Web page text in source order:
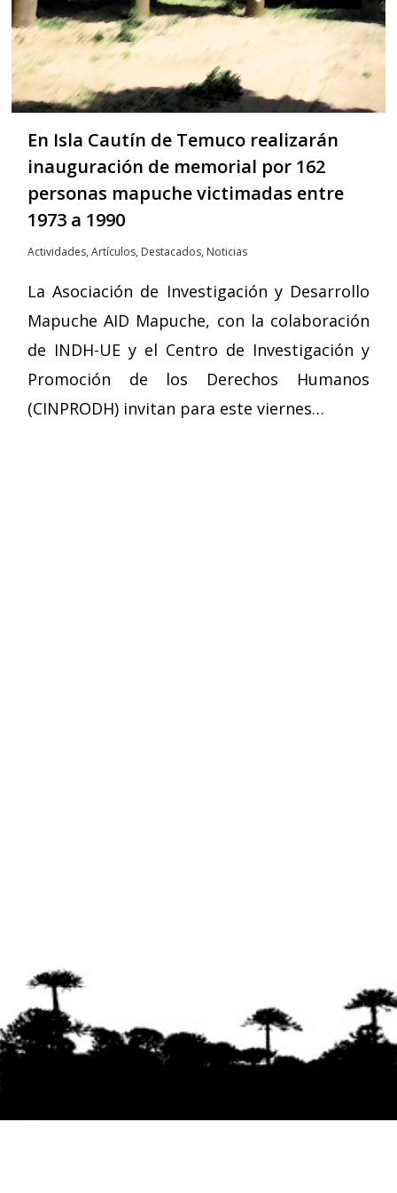
En Isla Cautín de Temuco realizarán
inauguración de memorial por 162
personas mapuche victimadas entre
1973 a 1990
Actividades,Artículos, Destacados, Noticias
La Asociación de Investigación y Desarrollo
Mapuche AID Mapuche, con la colaboración
de INDH-UE y el Centro de Investigación y
Promoción de los Derechos Humanos
(CINPRODH) invitan para este viernes…